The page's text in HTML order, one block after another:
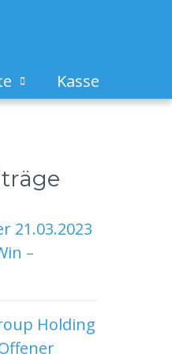
Kasse
21.03.2023
–
Holding